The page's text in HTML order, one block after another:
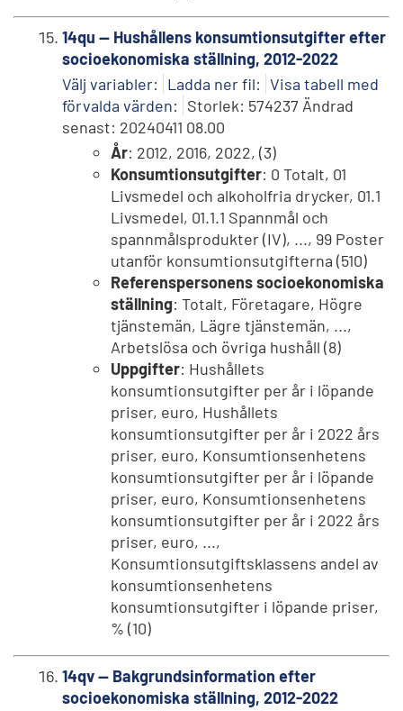
14qu -- Hushållens konsumtionsutgifter efter
socioekonomiska ställning, 2012-2022
Välj variabler: Ladda ner fil: Visa tabell med
förvalda värden: Storlek: 574237 Ändrad
senast: 20240411 08.00
År: 2012, 2016, 2022, (3)
Konsumtionsutgifter: 0 Totalt, 01
Livsmedel och alkoholfria drycker, 01.1
Livsmedel, 01.1.1 Spannmål och
spannmålsprodukter (IV), ..., 99 Poster
utanför konsumtionsutgifterna (510)
Referenspersonens socioekonomiska
ställning: Totalt, Företagare, Högre
tjänstemän, Lägre tjänstemän, ...,
Arbetslösa och övriga hushåll (8)
Uppgifter: Hushållets
konsumtionsutgifter per år i löpande
priser, euro, Hushållets
konsumtionsutgifter per år i 2022 års
priser, euro, Konsumtionsenhetens
konsumtionsutgifter per år i löpande
priser, euro, Konsumtionsenhetens
konsumtionsutgifter per år i 2022 års
priser, euro, ...,
Konsumtionsutgiftsklassens andel av
konsumtionsenhetens
konsumtionsutgifter i löpande priser,
% (10)
14qv -- Bakgrundsinformation efter
socioekonomiska ställning, 2012-2022